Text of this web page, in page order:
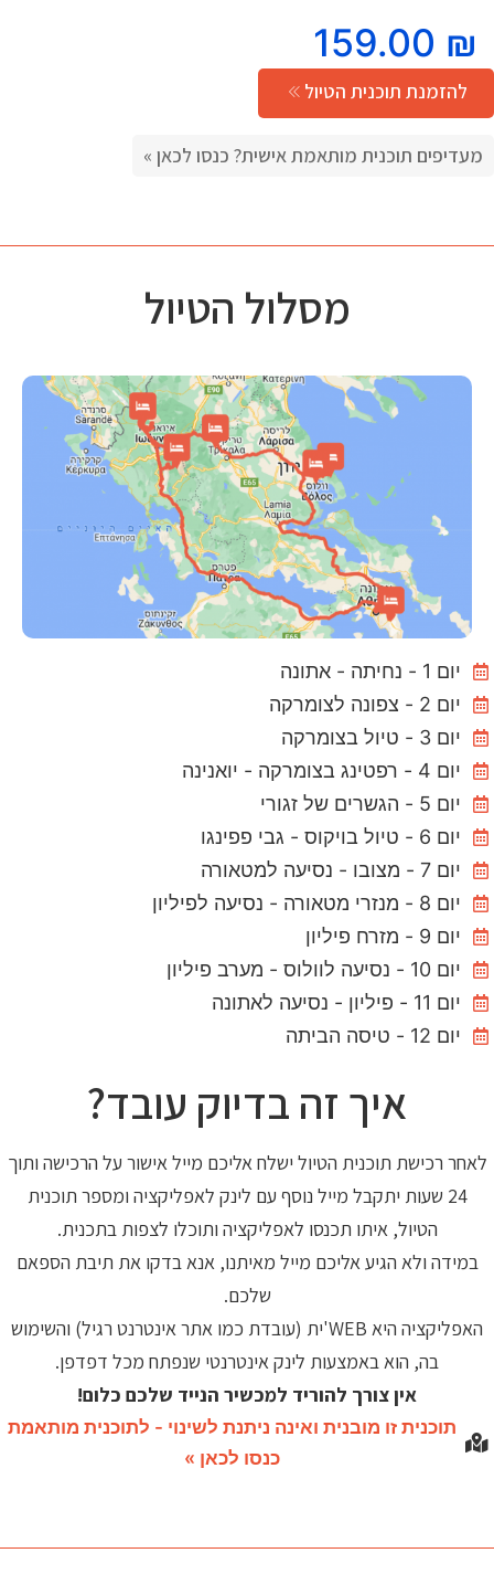
159.00 ₪
להזמנת תוכנית הטיול
מעדיפים תוכנית מותאמת אישית? כנסו לכאן »
מסלול הטיול
יום 1 - נחיתה - אתונה
יום 2 - צפונה לצומרקה
יום 3 - טיול בצומרקה
יום 4 - רפטינג בצומרקה - יואנינה
יום 5 - הגשרים של זגורי
יום 6 - טיול בויקוס - גבי פפינגו
יום 7 - מצובו - נסיעה למטאורה
יום 8 - מנזרי מטאורה - נסיעה לפיליון
יום 9 - מזרח פיליון
יום 10 - נסיעה לוולוס - מערב פיליון
יום 11 - פיליון - נסיעה לאתונה
יום 12 - טיסה הביתה
איך זה בדיוק עובד?
לאחר רכישת תוכנית הטיול ישלח אליכם מייל אישור על הרכישה ותוך
24 שעות יתקבל מייל נוסף עם לינק לאפליקציה ומספר תוכנית
הטיול, איתו תכנסו לאפליקציה ותוכלו לצפות בתכנית.
במידה ולא הגיע אליכם מייל מאיתנו, אנא בדקו את תיבת הספאם
שלכם.
האפליקציה היא WEB'ית (עובדת כמו אתר אינטרנט רגיל) והשימוש
בה, הוא באמצעות לינק אינטרנטי שנפתח מכל דפדפן.
אין צורך להוריד למכשיר הנייד שלכם כלום!
תוכנית זו מובנית ואינה ניתנת לשינוי - לתוכנית מותאמת
כנסו לכאן »